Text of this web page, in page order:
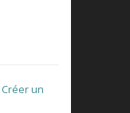
Créer un